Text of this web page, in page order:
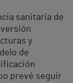
sanitaria de
y
de
prevé seguir